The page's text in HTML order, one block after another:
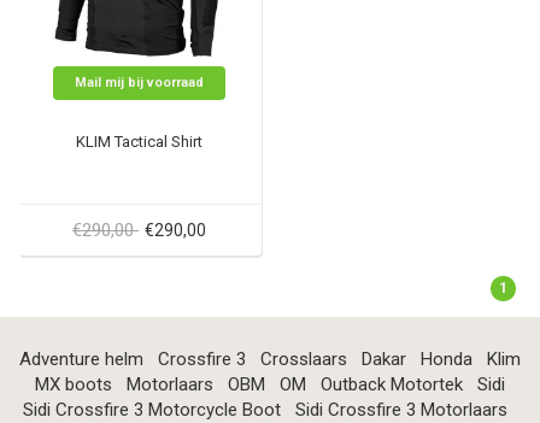
Mail mij bij voorraad
KLIM Tactical Shirt
€290,00 €290,00
1
Adventure helm Crossfire 3 Crosslaars Dakar Honda
Klim
MX boots
Motorlaars OBM OM Outback Motortek
Sidi
Sidi Crossfire 3 Motorcycle Boot
Sidi Crossfire 3 Motorlaars